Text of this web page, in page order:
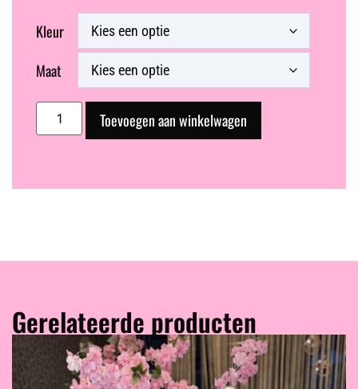
Kleur
Maat
Toevoegen aan winkelwagen
Gerelateerde producten